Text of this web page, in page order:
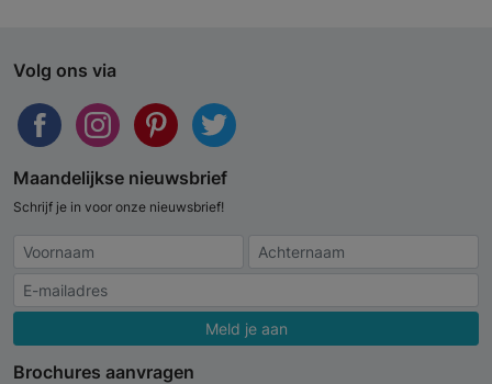
Volg ons via
Maandelijkse nieuwsbrief
Schrijf je in voor onze nieuwsbrief!
Meld je aan
Brochures aanvragen